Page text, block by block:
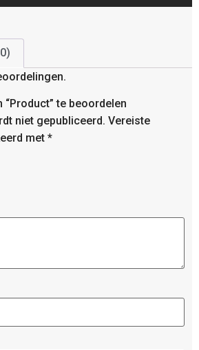
te beoordelen
niet gepubliceerd. Vereiste
met *